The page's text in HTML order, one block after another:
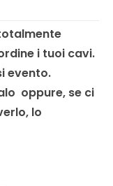
i tuoi cavi.
evento.
oppure, se ci
lo